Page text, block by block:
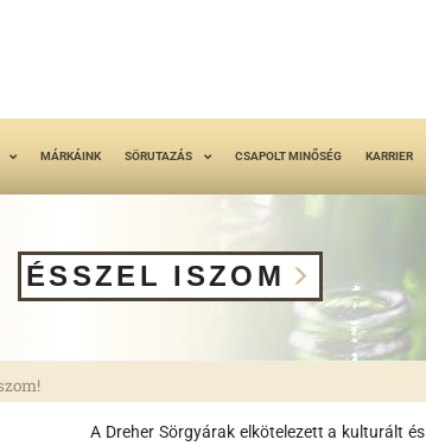
MÁRKÁINK SÖRUTAZÁS CSAPOLT MINŐSÉG KARRIER
ÉSSZEL ISZOM
A Dreher Sörgyárak elkötelezett a kulturált